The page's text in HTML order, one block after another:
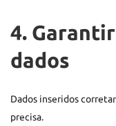
4.
dados
Dados inseridos
precisa.